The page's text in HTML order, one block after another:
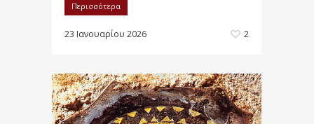
Περισσότερα
23 Ιανουαρίου 2026 2